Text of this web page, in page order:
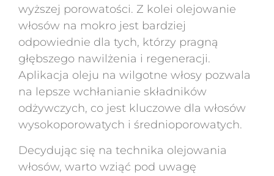
wyższej porowatości. Z kolei olejowanie
włosów na mokro jest bardziej
odpowiednie dla tych, którzy pragną
głębszego nawilżenia i regeneracji.
Aplikacja oleju na wilgotne włosy pozwala
na lepsze wchłanianie składników
odżywczych, co jest kluczowe dla włosów
wysokoporowatych i średnioporowatych.
Decydując się na technika olejowania
włosów, warto wziąć pod uwagę